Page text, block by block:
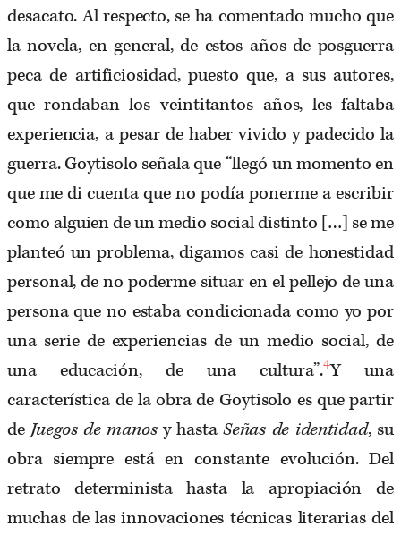
desacato. Al respecto, se ha comentado mucho que
la novela, en general, de estos años de posguerra
peca de artificiosidad, puesto que, a sus autores,
que rondaban los veintitantos años, les faltaba
experiencia, a pesar de haber vivido y padecido la
guerra. Goytisolo señala que “llegó un momento en
que me di cuenta que no podía ponerme a escribir
como alguien de un medio social distinto […] se me
planteó un problema, digamos casi de honestidad
personal, de no poderme situar en el pellejo de una
persona que no estaba condicionada como yo por
una serie de experiencias de un medio social, de
una educación, de una cultura”.4Y una
característica de la obra de Goytisolo es que partir
deJuegos de manosy hasta Señas de identidad, su
obra siempre está en constante evolución. Del
retrato determinista hasta la apropiación de
muchas de las innovaciones técnicas literarias del